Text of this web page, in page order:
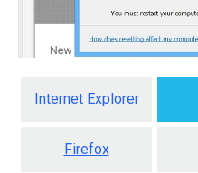
Internet Explorer
Firefox